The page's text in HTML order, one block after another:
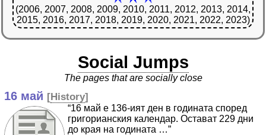
(2006, 2007, 2008, 2009, 2010, 2011, 2012, 2013, 2014,
2015, 2016, 2017, 2018, 2019, 2020, 2021, 2022, 2023)
Social Jumps
The pages that are socially close
16 май [History]
“16 май е 136-ият ден в годината според
григорианския календар. Остават 229 дни
до края на годината …”